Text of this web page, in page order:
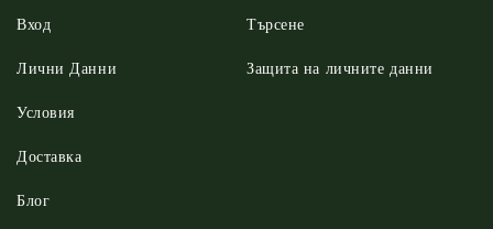
Вход Търсене
Лични Данни
Условия
Доставка
Блог
Защита на личните данни